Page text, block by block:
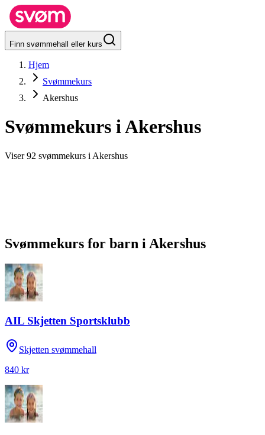
Finn svømmehall eller kurs
Hjem
Svømmekurs
Akershus
Svømmekurs iAkershus
Viser 92 svømmekurs i Akershus
Svømmekurs for barn i Akershus
AIL Skjetten Sportsklubb
Skjetten svømmehall
840 kr